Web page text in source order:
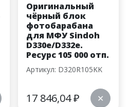
Оригинальный
чёрный блок
фотобарабана
для МФУ Sindoh
D330e/D332e.
Ресурс 105 000 отп.
Артикул: D320R105KK
17 846,04₽ ✕